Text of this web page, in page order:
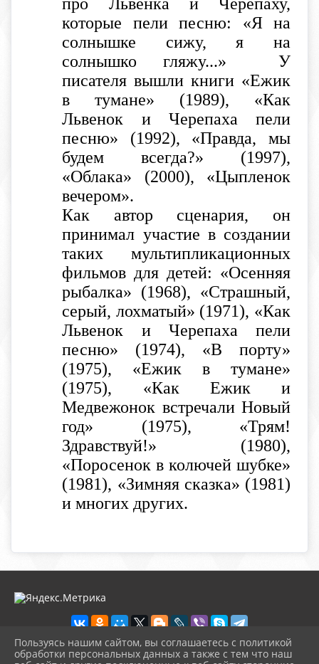
которые пели песню: «Я на
солнышке сижу, я на
солнышко гляжу...» У
писателя вышли книги «Ежик
в тумане» (1989), «Как
Львенок и Черепаха пели
песню» (1992), «Правда, мы
будем всегда?» (1997),
«Облака» (2000), «Цыпленок
вечером».
Как автор сценария, он
принимал участие в создании
таких мультипликационных
фильмов для детей: «Осенняя
рыбалка» (1968), «Страшный,
серый, лохматый» (1971), «Как
Львенок и Черепаха пели
песню» (1974), «В порту»
(1975), «Ежик в тумане»
(1975), «Как Ежик и
Медвежонок встречали Новый
год» (1975), «Трям!
Здравствуй!» (1980),
«Поросенок в колючей шубке»
(1981), «Зимняя сказка» (1981)
и многих других.
Пользуясь нашим сайтом, вы соглашаетесь с политикой
обработки персональных данных а также с тем что наш